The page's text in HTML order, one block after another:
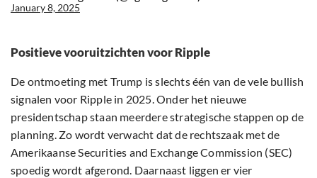
January 8, 2025
Positieve vooruitzichten voor Ripple
De ontmoeting met Trump is slechts één van de vele bullish
signalen voor Ripple in 2025. Onder het nieuwe
presidentschap staan meerdere strategische stappen op de
planning. Zo wordt verwacht dat de rechtszaak met de
Amerikaanse Securities and Exchange Commission (SEC)
spoedig wordt afgerond. Daarnaast liggen er vier